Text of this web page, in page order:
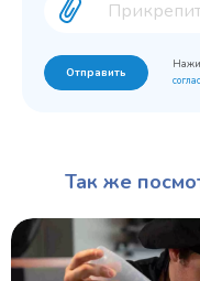
Отправить
Так же